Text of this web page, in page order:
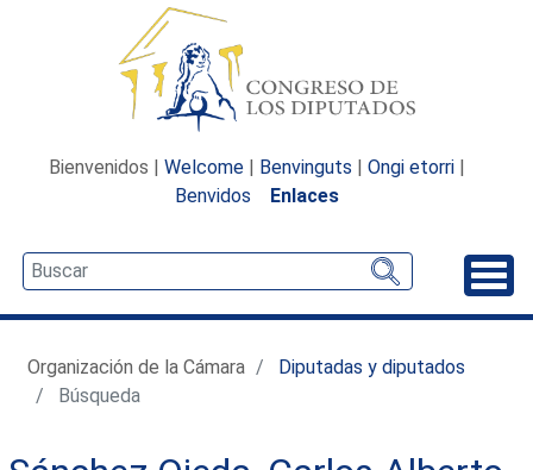
Bienvenidos | Welcome | Benvinguts | Ongi etorri |
Benvidos
Enlaces
Organización de la Cámara
Diputadas y diputados
Búsqueda